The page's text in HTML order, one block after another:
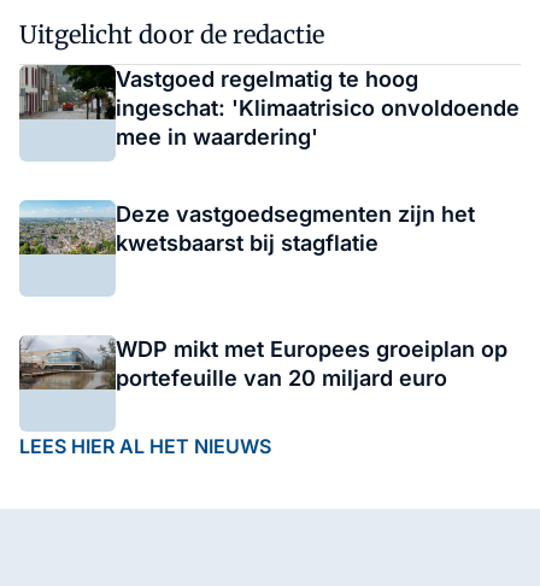
Uitgelicht door de redactie
Vastgoed regelmatig te hoog
ingeschat: 'Klimaatrisico onvoldoende
mee in waardering'
Deze vastgoedsegmenten zijn het
kwetsbaarst bij stagflatie
WDP mikt met Europees groeiplan op
portefeuille van 20 miljard euro
LEES HIER AL HET NIEUWS